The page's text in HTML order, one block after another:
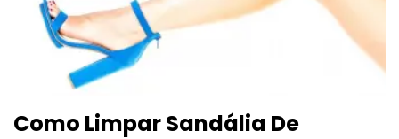
Como Limpar Sandália De